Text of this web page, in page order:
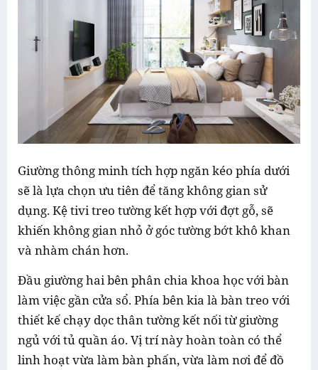
Giường thông minh tích hợp ngăn kéo phía dưới
sẽ là lựa chọn ưu tiên để tăng không gian sử
dụng. Kệ tivi treo tường kết hợp với đợt gỗ, sẽ
khiến không gian nhỏ ở góc tường bớt khô khan
và nhàm chán hơn.
Đầu giường hai bên phân chia khoa học với bàn
làm việc gần cửa sổ. Phía bên kia là bàn treo với
thiết kế chạy dọc thân tường kết nối từ giường
ngủ với tủ quần áo. Vị trí này hoàn toàn có thể
linh hoạt vừa làm bàn phấn, vừa làm nơi để đồ